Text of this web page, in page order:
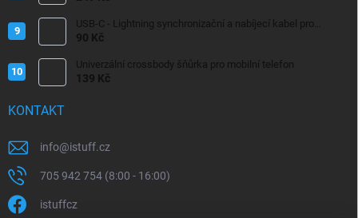
USB-C - Lightning synchronizační a nabíjecí kabel pro
iPhone/iPad 20W
90 Kč
Univerzální crossbody šňůrka pro mobilní telefon
139 Kč
KONTAKT
info@istuff.cz
705 942 754 (8:00 - 16:00)
istuffcz